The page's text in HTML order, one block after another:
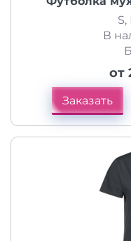
S,
В
от
Заказать